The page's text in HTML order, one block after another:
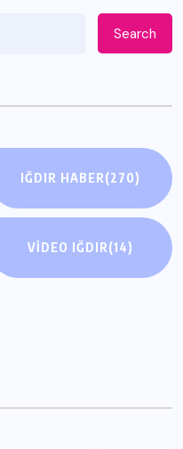
Search
IĞDIR HABER(270)
VIDEO IĞDIR(14)